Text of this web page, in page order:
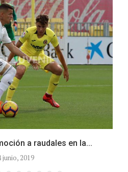
a raudales en la...
junio, 2019